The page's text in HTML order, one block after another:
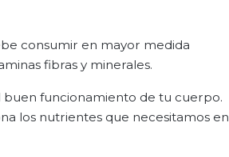
consumir en mayor medida
fibras y minerales.
buen funcionamiento de tu cuerpo.
los nutrientes que necesitamos en